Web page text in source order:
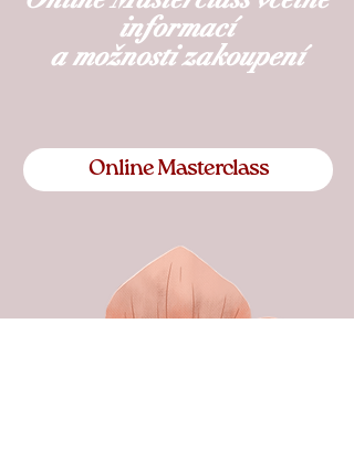
informací
a možnosti zakoupení
Online Masterclass